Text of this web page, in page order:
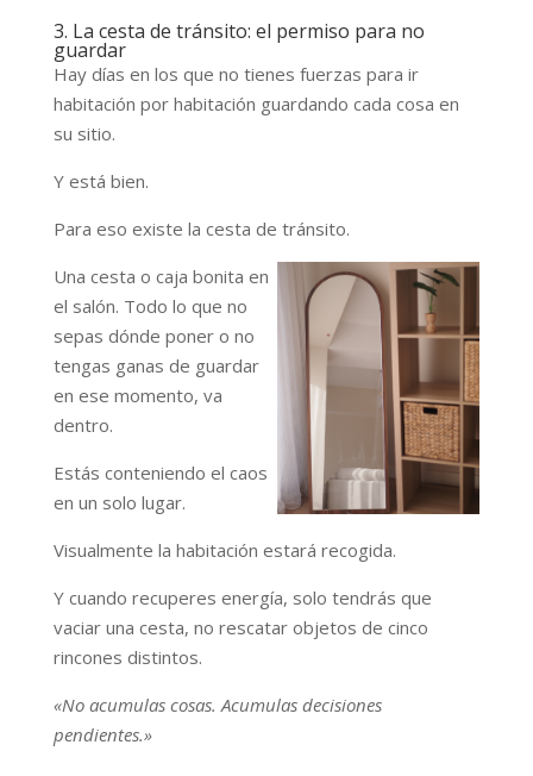
3. La cesta de tránsito: el permiso para no
guardar
Hay días en los que no tienes fuerzas para ir
habitación por habitación guardando cada cosa en
su sitio.
Y está bien.
Para eso existe la cesta de tránsito.
Una cesta o caja bonita en
el salón. Todo lo que no
sepas dónde poner o no
tengas ganas de guardar
en ese momento, va
dentro.
Estás conteniendo el caos
en un solo lugar.
Visualmente la habitación estará recogida.
Y cuando recuperes energía, solo tendrás que
vaciar una cesta, no rescatar objetos de cinco
rincones distintos.
«No acumulas cosas. Acumulas decisiones
pendientes.»